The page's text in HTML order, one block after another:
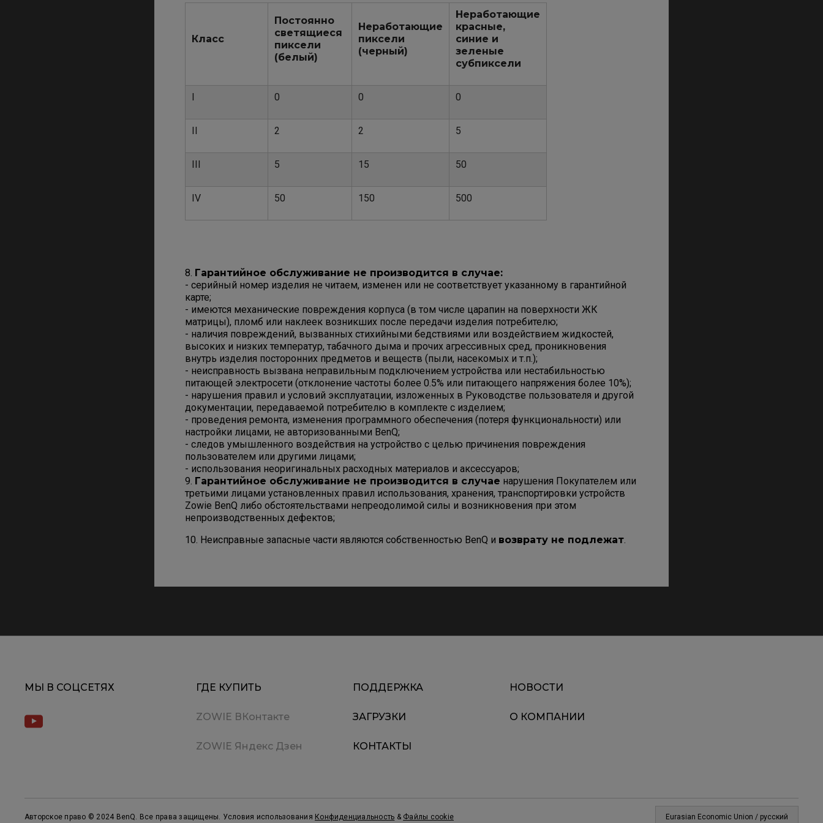
Класс
Постоянно
светящиеся
пиксели
(белый)
Неработающие
пиксели
(черный)
Неработающие
красные,
синие и
зеленые
субпиксели
I 0 0 0
II 2 2 5
III 5 15 50
IV 50 150 500
8. Гарантийное обслуживание не производится в случае:
- серийный номер изделия не читаем, изменен или не соответствует указанному в гарантийной
карте;
- имеются механические повреждения корпуса (в том числе царапин на поверхности ЖК
матрицы), пломб или наклеек возникших после передачи изделия потребителю;
- наличия повреждений, вызванных стихийными бедствиями или воздействием жидкостей,
высоких и низких температур, табачного дыма и прочих агрессивных сред, проникновения
внутрь изделия посторонних предметов и веществ (пыли, насекомых и т.п.);
- неисправность вызвана неправильным подключением устройства или нестабильностью
питающей электросети (отклонение частоты более 0.5% или питающего напряжения более 10%);
- нарушения правил и условий эксплуатации, изложенных в Руководстве пользователя и другой
документации, передаваемой потребителю в комплекте с изделием;
- проведения ремонта, изменения программного обеспечения (потеря функциональности) или
настройки лицами, не авторизованными BenQ;
- следов умышленного воздействия на устройство с целью причинения повреждения
пользователем или другими лицами;
- использования неоригинальных расходных материалов и аксессуаров;
9. Гарантийное обслуживание не производится в случае нарушения Покупателем или
третьими лицами установленных правил использования, хранения, транспортировки устройств
Zowie BenQ либо обстоятельствами непреодолимой силы и возникновения при этом
непроизводственных дефектов;
10. Неисправные запасные части являются собственностью BenQ и возврату не подлежат.
МЫ В СОЦСЕТЯХ ГДЕ КУПИТЬ
ZOWIE ВКонтакте
ZOWIE Яндекс Дзен
ПОДДЕРЖКА
ЗАГРУЗКИ
КОНТАКТЫ
НОВОСТИ
О КОМПАНИИ
Eurasian Economic Union / русский
Авторское право © 2024 BenQ. Все права защищены. Условия использования Конфиденциальность & Файлы cookie